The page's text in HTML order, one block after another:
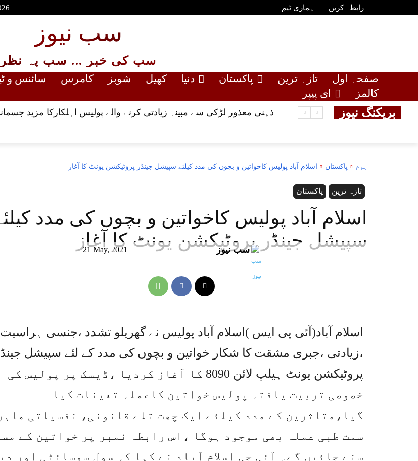
رابطہ کریں ہماری ٹیم
سب نیوز
سب کی خبر ... سب پہ نظر
صفحہ اول تازہ ترین پاکستان دنیا کھیل شوبز کامرس سائنس و
کالمز
ای پیپر
بریکنگ نیوز ذہنی معذور لڑکی سے مبینہ زیادتی کرنے والے پولیس اہلکارکا مزید
ہوم پاکستان اسلام آباد پولیس کاخواتین و بچوں کی مدد کیلئے سپیشل جینڈر پروٹیکشن یونٹ کا آغاز
پاکستان تازہ ترین
اسلام آباد پولیس کاخواتین و بچوں کی مدد
سپیشل جینڈر پروٹیکشن یونٹ کا آغاز
21 May, 2021 سب نیوز
اسلام آباد(آئی پی ایس )اسلام آباد پولیس نے گھریلو تشدد ،جنسی ہراسیت
،زیادتی ،جبری مشقت کا شکار خواتین و بچوں کی مدد کے لئے سپیشل
پروٹیکشن یونٹ ہیلپ لائن 8090 کا آغاز کردیا ،ڈیسک پر پولیس کی
خصوصی تربیت یافتہ پولیس خواتین کاعملہ تعینات کیا
گیا،متاثرین کے مدد کیلئے ایک چھت تلے قانونی، نفسیاتی
سمت طبی عملہ بھی موجود ہوگا ،اس رابطہ نمبر پر خواتین کے
سنے جائیں گے۔ آئی جی اسلام آباد نے کہا کہ سول سوسائٹی اور